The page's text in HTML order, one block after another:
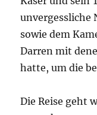
Keep on
am
Trailrunning,